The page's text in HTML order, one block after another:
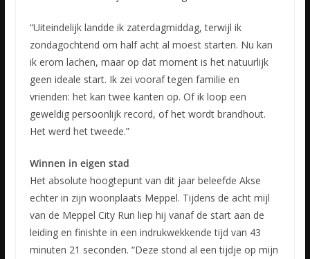
“Uiteindelijk landde ik zaterdagmiddag, terwijl ik
zondagochtend om half acht al moest starten. Nu kan
ik erom lachen, maar op dat moment is het natuurlijk
geen ideale start. Ik zei vooraf tegen familie en
vrienden: het kan twee kanten op. Of ik loop een
geweldig persoonlijk record, of het wordt brandhout.
Het werd het tweede.”
Winnen in eigen stad
Het absolute hoogtepunt van dit jaar beleefde Akse
echter in zijn woonplaats Meppel. Tijdens de acht mijl
van de Meppel City Run liep hij vanaf de start aan de
leiding en finishte in een indrukwekkende tijd van 43
minuten 21 seconden. “Deze stond al een tijdje op mijn